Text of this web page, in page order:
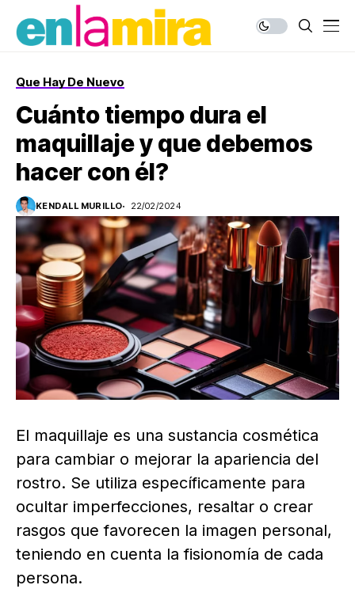
Que Hay De Nuevo
Cuánto tiempo dura el
maquillaje y que debemos
hacer con él?
KENDALL MURILLO 22/02/2024
El maquillaje es una sustancia cosmética
para cambiar o mejorar la apariencia del
rostro. Se utiliza específicamente para
ocultar imperfecciones, resaltar o crear
rasgos que favorecen la imagen personal,
teniendo en cuenta la fisionomía de cada
persona.